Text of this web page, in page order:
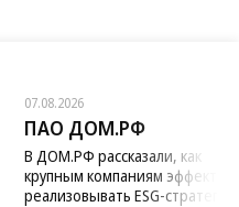
07.08.2026
ПАО ДОМ.РФ
В ДОМ.РФ рассказали, как
крупным компаниям
реализовывать ESG-стратегию